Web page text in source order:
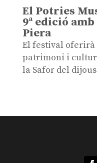
El Potries
9ª edició
Piera
El festival oferirà
patrimoni i
la Safor del dijous